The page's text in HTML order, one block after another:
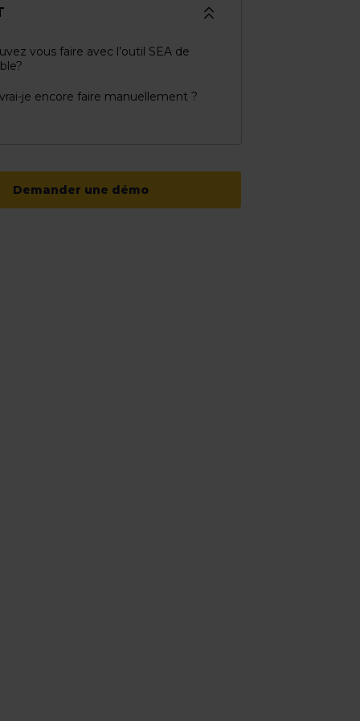
vous faire avec l’outil SEA de
je encore faire manuellement ?
Demander une démo